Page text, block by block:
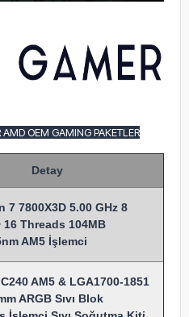
OEM GAMING PAKETLER
Detay
7 7800X3D 5.00 GHz 8
16 Threads 104MB
AM5 İşlemci
AM5 & LGA1700-1851
ARGB Sıvı Blok